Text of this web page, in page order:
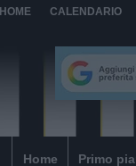
HOME CALENDARIO
Home Primo